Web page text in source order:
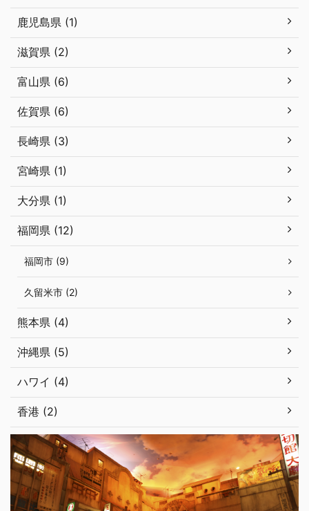
鹿児島県 (1)
滋賀県 (2)
富山県 (6)
佐賀県 (6)
長崎県 (3)
宮崎県 (1)
大分県 (1)
福岡県 (12)
福岡市 (9)
久留米市 (2)
熊本県 (4)
沖縄県 (5)
ハワイ (4)
香港 (2)